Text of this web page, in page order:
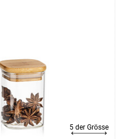
5 der Grösse